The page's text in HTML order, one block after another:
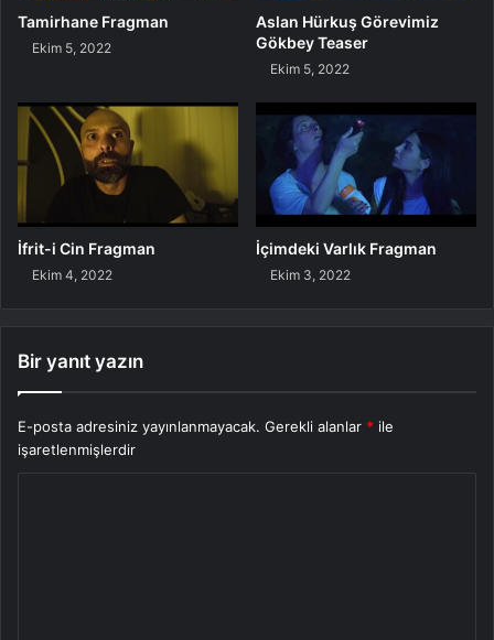
Tamirhane Fragman
Ekim 5, 2022
Aslan Hürkuş Görevimiz
Gökbey Teaser
Ekim 5, 2022
İfrit-i Cin Fragman
Ekim 4, 2022
İçimdeki Varlık Fragman
Ekim 3, 2022
Bir yanıt yazın
E-posta adresiniz yayınlanmayacak. Gerekli alanlar * ile
işaretlenmişlerdir